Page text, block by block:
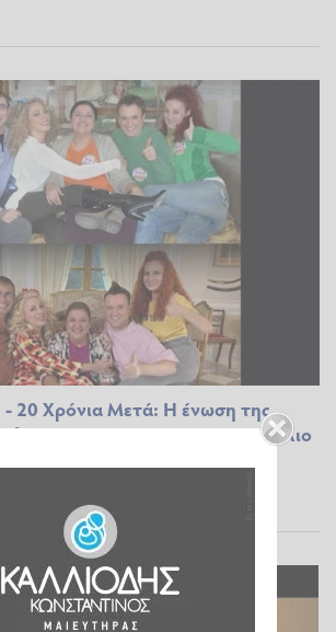
20 Χρόνια Μετά: Η ένωση της
που συγκίνησαν και το γέλιο